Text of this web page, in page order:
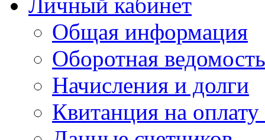
Общая информация
Оборотная ведомость
Начисления и долги
Квитанция на